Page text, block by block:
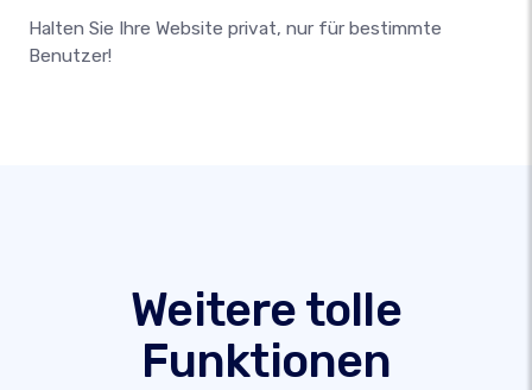
Halten Sie Ihre Website privat, nur für bestimmte
Benutzer!
Weitere tolle
Funktionen